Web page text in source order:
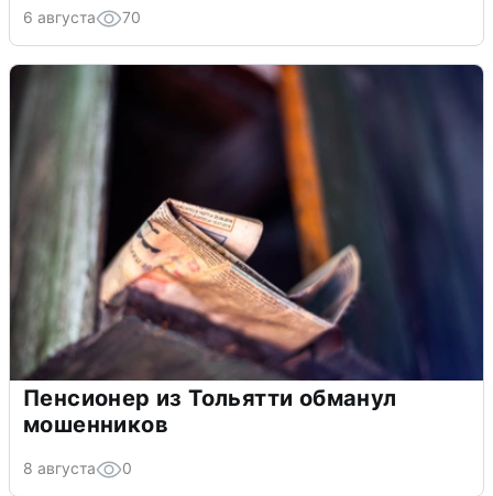
6 августа 70
Пенсионер из Тольятти обманул
мошенников
8 августа 0